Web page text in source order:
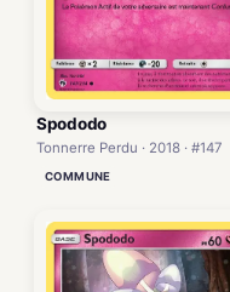
Spododo
Tonnerre Perdu · 2018 · #147
COMMUNE